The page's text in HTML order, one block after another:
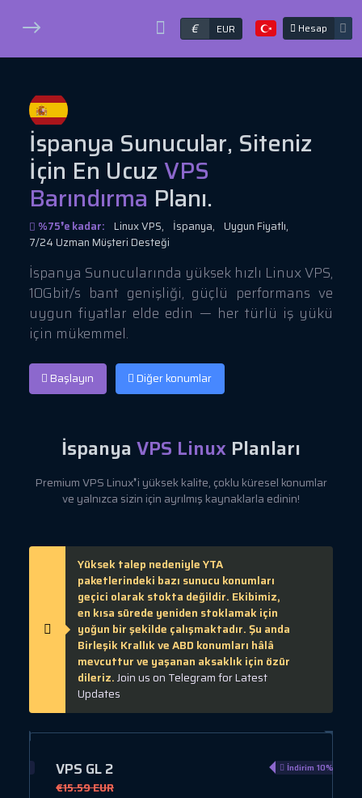
€ EUR Hesap
İspanya Sunucular, Siteniz
İçin En UcuzVPS
Barındırma Planı.
%75❜e kadar: Linux VPS, İspanya,
Uygun Fiyatlı,
7/24 Uzman Müşteri Desteği
İspanya Sunucularında yüksek hızlı Linux VPS,
10Gbit/s bant genişliği, güçlü performans ve
uygun fiyatlar elde edin — her türlü iş yükü
için mükemmel.
Başlayın Diğer konumlar
İspanya VPS Linux Planları
Premium VPS Linux❜i yüksek kalite, çoklu küresel konumlar
ve yalnızca sizin için ayrılmış kaynaklarla edinin!
Yüksek talep nedeniyle YTA
paketlerindeki bazı sunucu konumları
geçici olarak stokta değildir. Ekibimiz,
en kısa sürede yeniden stoklamak için
yoğun bir şekilde çalışmaktadır. Şu anda
Birleşik Krallık ve ABD konumları hâlâ
mevcuttur ve yaşanan aksaklık için özür
dileriz.Join us on Telegram for Latest
Updates
VPS GL 2
€15.59 EUR
İndirim 10%